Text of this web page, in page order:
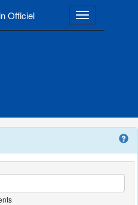
Officiel Toggle